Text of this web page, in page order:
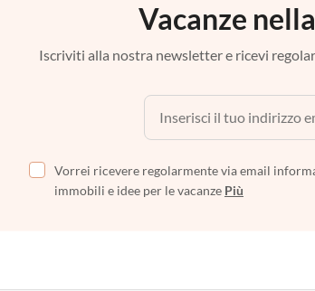
Vacanze
Iscriviti alla nostra newsletter e ricevi
Vorrei ricevere regolarmente via email
immobili e idee per le vacanze Più